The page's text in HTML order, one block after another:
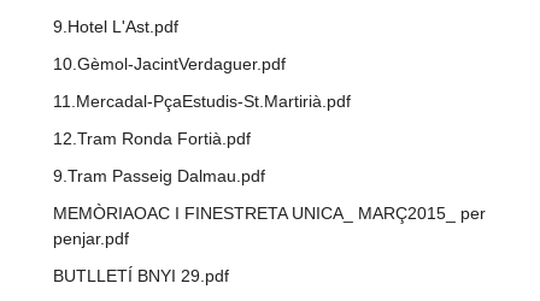
9.Hotel L'Ast.pdf
10.Gèmol-JacintVerdaguer.pdf
11.Mercadal-PçaEstudis-St.Martirià.pdf
12.Tram Ronda Fortià.pdf
9.Tram Passeig Dalmau.pdf
MEMÒRIAOAC I FINESTRETA UNICA_ MARÇ2015_ per
penjar.pdf
BUTLLETÍ BNYI 29.pdf